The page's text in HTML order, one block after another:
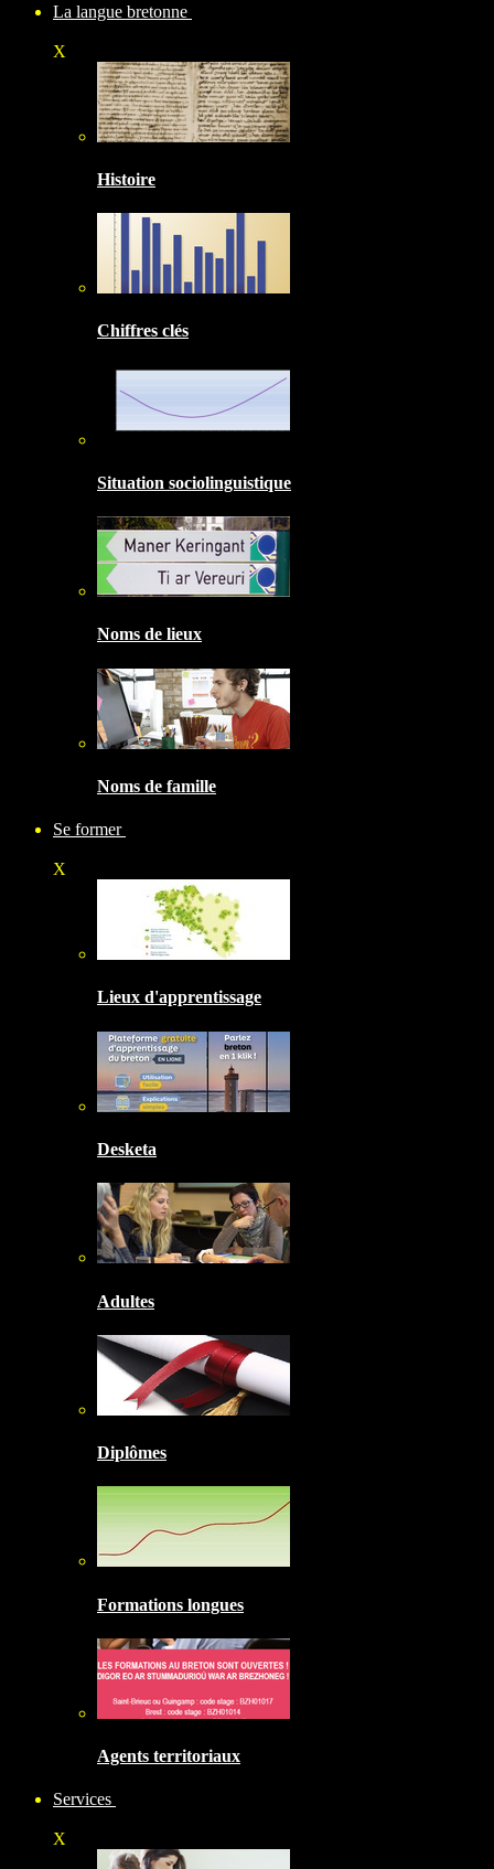
La langue bretonne
X
Histoire
Chiffres clés
Situation sociolinguistique
Noms de lieux
Noms de famille
Se former
X
Lieux d'apprentissage
Desketa
Adultes
Diplômes
Formations longues
Agents territoriaux
Services
X